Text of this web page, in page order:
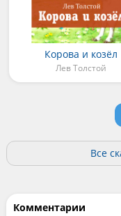
Корова и козёл
Лев Толстой
Все
Комментарии